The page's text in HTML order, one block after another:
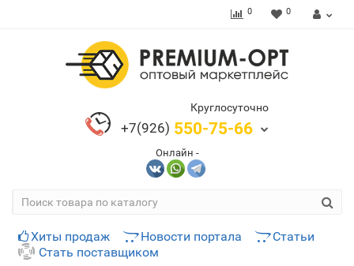
0 0
Круглосуточно
+7(926) 550-75-66
Онлайн -
Хиты продаж Новости портала
Статьи
Стать поставщиком